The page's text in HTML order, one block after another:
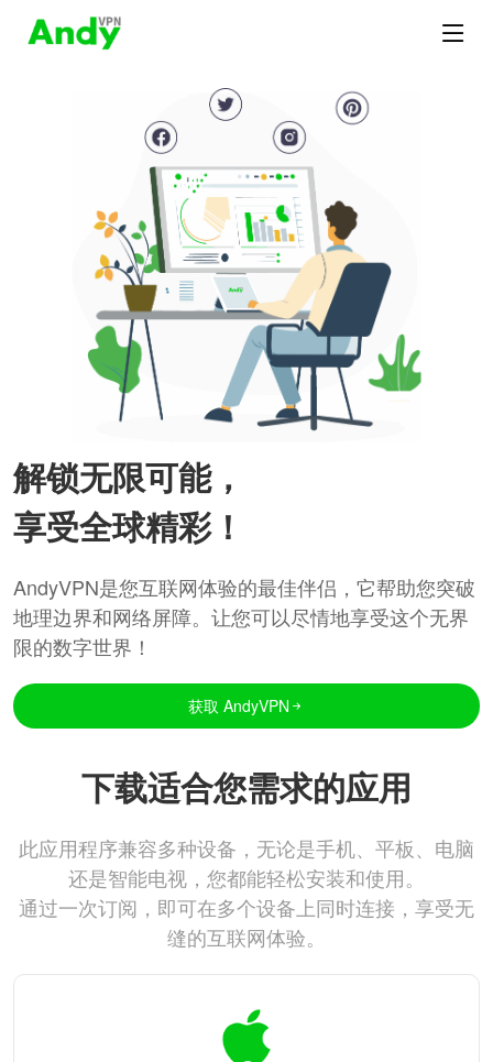
解锁无限可能，
享受全球精彩！
AndyVPN是您互联网体验的最佳伴侣，它帮助您突破
地理边界和网络屏障。让您可以尽情地享受这个无界
限的数字世界！
获取 AndyVPN
下载适合您需求的应用
此应用程序兼容多种设备，无论是手机、平板、电脑
还是智能电视，您都能轻松安装和使用。
通过一次订阅，即可在多个设备上同时连接，享受无
缝的互联网体验。